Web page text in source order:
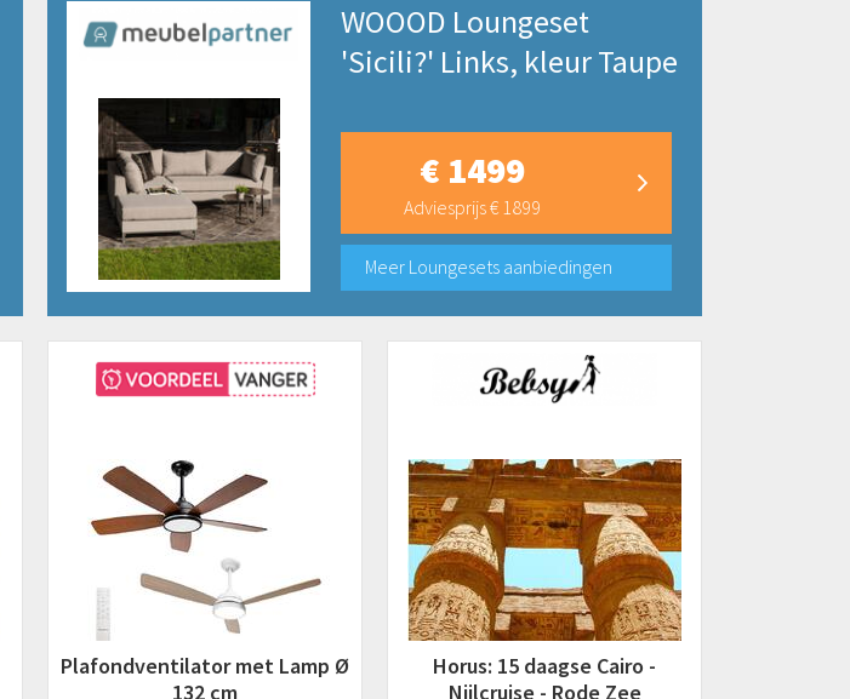
WOOOD Loungeset
'Sicili?' Links, kleur Taupe
€ 1499
Adviesprijs € 1899
Meer Loungesets aanbiedingen
Plafondventilator met Lamp Ø
132 cm
Horus: 15 daagse Cairo -
Nijlcruise - Rode Zee